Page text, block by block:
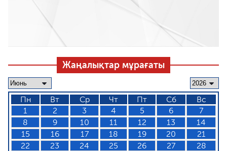
Жаңалықтар мұрағаты
Пн Вт Ср Чт Пт Сб
Вс
1
2 3 4 5 6
7
8
9 10 11 12 13
14
15
16 17 18 19 20
21
22
23 24 25 26 27
28